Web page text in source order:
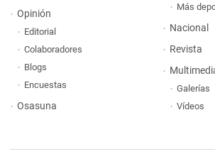
Opinión
Editorial
Colaboradores
Blogs
Encuestas
Osasuna
Más
Nacional
Revista
Galerías
Vídeos